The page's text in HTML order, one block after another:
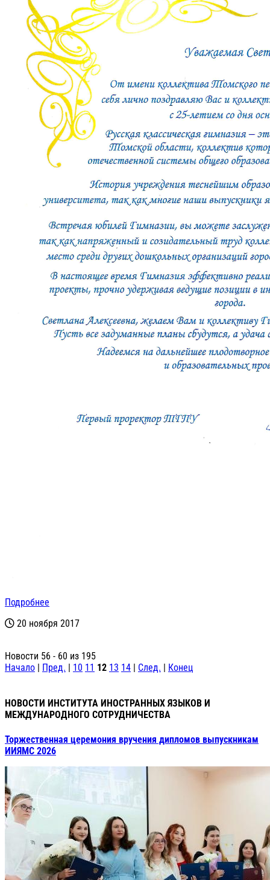
Подробнее
20 ноября 2017
Новости 56 - 60 из 195
Начало | Пред. | 10 11 12 13 14 | След. | Конец
НОВОСТИ ИНСТИТУТА ИНОСТРАННЫХ ЯЗЫКОВ И
МЕЖДУНАРОДНОГО СОТРУДНИЧЕСТВА
Торжественная церемония вручения дипломов выпускникам
ИИЯМС 2026